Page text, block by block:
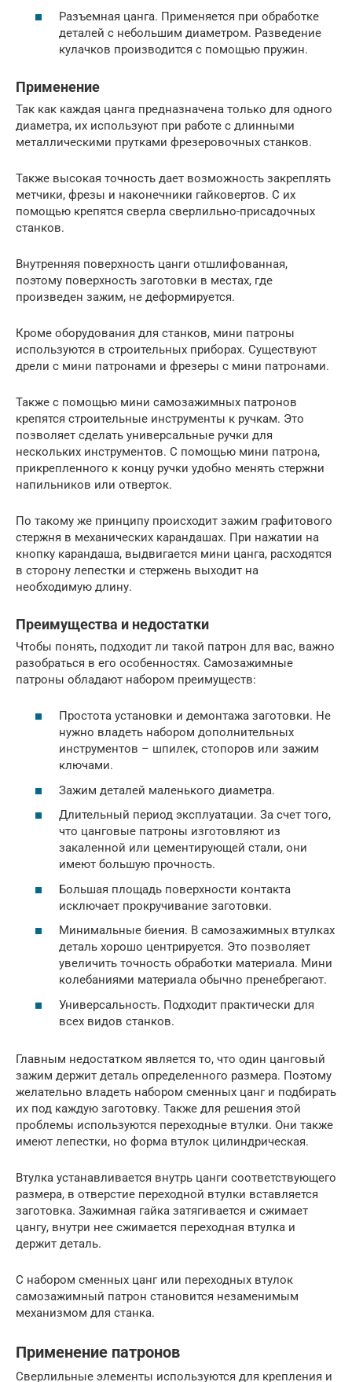
Разъемная цанга. Применяется при обработке
деталей с небольшим диаметром. Разведение
кулачков производится с помощью пружин.
Применение
Так как каждая цанга предназначена только для одного
диаметра, их используют при работе с длинными
металлическими прутками фрезеровочных станков.
Также высокая точность дает возможность закреплять
метчики, фрезы и наконечники гайковертов. С их
помощью крепятся сверла сверлильно-присадочных
станков.
Внутренняя поверхность цанги отшлифованная,
поэтому поверхность заготовки в местах, где
произведен зажим, не деформируется.
Кроме оборудования для станков, мини патроны
используются в строительных приборах. Существуют
дрели с мини патронами и фрезеры с мини патронами.
Также с помощью мини самозажимных патронов
крепятся строительные инструменты к ручкам. Это
позволяет сделать универсальные ручки для
нескольких инструментов. С помощью мини патрона,
прикрепленного к концу ручки удобно менять стержни
напильников или отверток.
По такому же принципу происходит зажим графитового
стержня в механических карандашах. При нажатии на
кнопку карандаша, выдвигается мини цанга, расходятся
в сторону лепестки и стержень выходит на
необходимую длину.
Преимущества и недостатки
Чтобы понять, подходит ли такой патрон для вас, важно
разобраться в его особенностях. Самозажимные
патроны обладают набором преимуществ:
Простота установки и демонтажа заготовки. Не
нужно владеть набором дополнительных
инструментов – шпилек, стопоров или зажим
ключами.
Зажим деталей маленького диаметра.
Длительный период эксплуатации. За счет того,
что цанговые патроны изготовляют из
закаленной или цементирующей стали, они
имеют большую прочность.
Большая площадь поверхности контакта
исключает прокручивание заготовки.
Минимальные биения. В самозажимных втулках
деталь хорошо центрируется. Это позволяет
увеличить точность обработки материала. Мини
колебаниями материала обычно пренебрегают.
Универсальность. Подходит практически для
всех видов станков.
Главным недостатком является то, что один цанговый
зажим держит деталь определенного размера. Поэтому
желательно владеть набором сменных цанг и подбирать
их под каждую заготовку. Также для решения этой
проблемы используются переходные втулки. Они также
имеют лепестки, но форма втулок цилиндрическая.
Втулка устанавливается внутрь цанги соответствующего
размера, в отверстие переходной втулки вставляется
заготовка. Зажимная гайка затягивается и сжимает
цангу, внутри нее сжимается переходная втулка и
держит деталь.
С набором сменных цанг или переходных втулок
самозажимный патрон становится незаменимым
механизмом для станка.
Применение патронов
Сверлильные элементы используются для крепления и